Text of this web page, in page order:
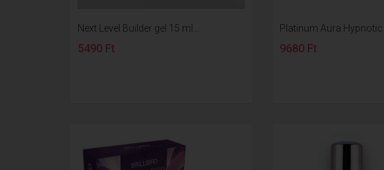
Next Level Builder gel 15 ml...
5490 Ft
Platinum Aura Hypnotic
9680 Ft